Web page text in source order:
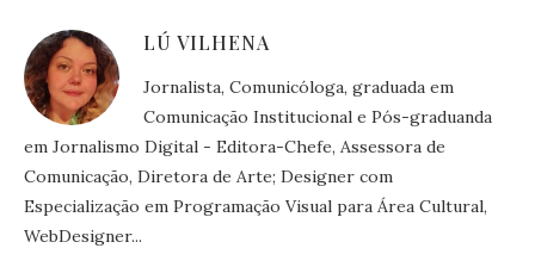
LÚ VILHENA
Jornalista, Comunicóloga, graduada em
Comunicação Institucional e Pós-graduanda
em Jornalismo Digital - Editora-Chefe, Assessora de
Comunicação, Diretora de Arte; Designer com
Especialização em Programação Visual para Área Cultural,
WebDesigner...